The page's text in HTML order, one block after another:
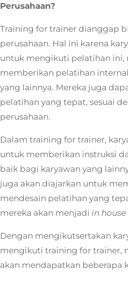
Perusahaan?
Training for trainer dianggap
perusahaan. Hal ini karena
untuk mengikuti pelatihan ini,
memberikan pelatihan
yang lainnya. Mereka juga
pelatihan yang tepat, sesuai
perusahaan.
Dalam training for trainer,
untuk memberikan instruksi
baik bagi karyawan yang
juga akan diajarkan untuk
mendesain pelatihan yang
mereka akan menjadi in
Dengan mengikutsertakan
mengikuti training for trainer,
akan mendapatkan beberapa